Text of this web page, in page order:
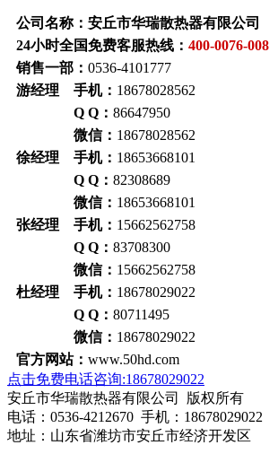
公司名称：安丘市华瑞散热器有限公司
24小时全国免费客服热线： 400-0076-008
销售一部： 0536-4101777
游经理 手机： 18678028562
Q Q： 86647950
微信： 18678028562
徐经理 手机： 18653668101
Q Q： 82308689
微信： 18653668101
张经理 手机： 15662562758
Q Q： 83708300
微信： 15662562758
杜经理 手机： 18678029022
Q Q： 80711495
微信： 18678029022
官方网站： www.50hd.com
点击免费电话咨询:18678029022
安丘市华瑞散热器有限公司 版权所有
电话：0536-4212670 手机：18678029022
地址：山东省潍坊市安丘市经济开发区